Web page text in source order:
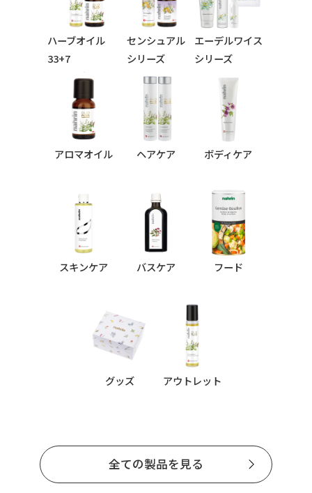
ハーブオイル
33+7
シリーズ
センシュアル
シリーズ
エーデルワイス
シリーズ
アロマオイル ヘアケア ボディケア
スキンケア バスケア フード
グッズ アウトレット
全ての製品を見る